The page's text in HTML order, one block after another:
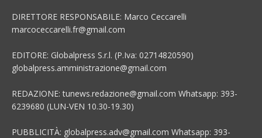
DIRETTORE RESPONSABILE: Marco Ceccarelli
marcoceccarelli.fr@gmail.com
EDITORE: Globalpress S.r.l. (P.Iva: 02714820590)
globalpress.amministrazione@gmail.com
REDAZIONE: tunews.redazione@gmail.com Whatsapp: 393-
6239680 (LUN-VEN 10.30-19.30)
PUBBLICITÀ: globalpress.adv@gmail.com Whatsapp: 393-